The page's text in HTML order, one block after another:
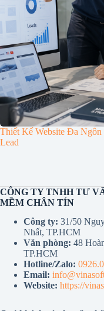
Thiết Kế Website Đa
Lead
CÔNG TY TNHH TƯ
MỀM CHÂN TÍN
Công ty: 31/50
Nhất, TP.HCM
Văn phòng: 48
TP.HCM
Hotline/Zalo:
Email:
Website: https://